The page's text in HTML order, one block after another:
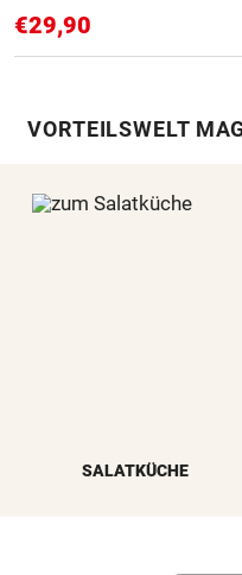
€29,90
VORTEILSWELT
SALATKÜCHE